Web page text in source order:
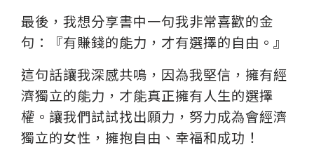
最後，我想分享書中一句我非常喜歡的金
句：『有賺錢的能力，才有選擇的自由。』
這句話讓我深感共鳴，因為我堅信，擁有經
濟獨立的能力，才能真正擁有人生的選擇
權。讓我們試試找出願力，努力成為會經濟
獨立的女性，擁抱自由、幸福和成功！